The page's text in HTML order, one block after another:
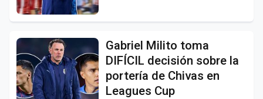
Gabriel Milito toma
DIFÍCIL decisión sobre la
portería de Chivas en
Leagues Cup